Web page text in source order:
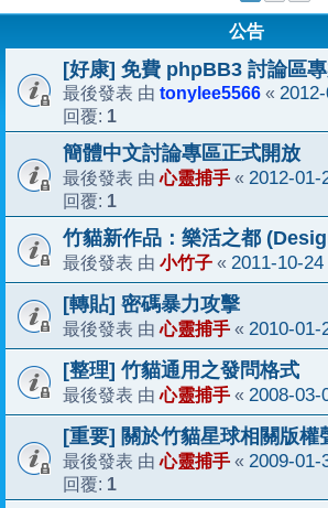
公告
[好康] 免費 phpBB3 討論區
最後發表 由 tonylee5566 «
回覆: 1
簡體中文討論專區正式開放
最後發表 由心靈捕手 « 2012-01-
回覆: 1
竹貓新作品：樂活之都
最後發表 由 小竹子 « 2011-10-
[轉貼] 密碼暴力攻擊
最後發表 由心靈捕手 « 2010-01-
[整理] 竹貓通用之發問格式
最後發表 由心靈捕手 « 2008-03-
[重要] 關於竹貓星球相關版權
最後發表 由心靈捕手 « 2009-01-
回覆: 1